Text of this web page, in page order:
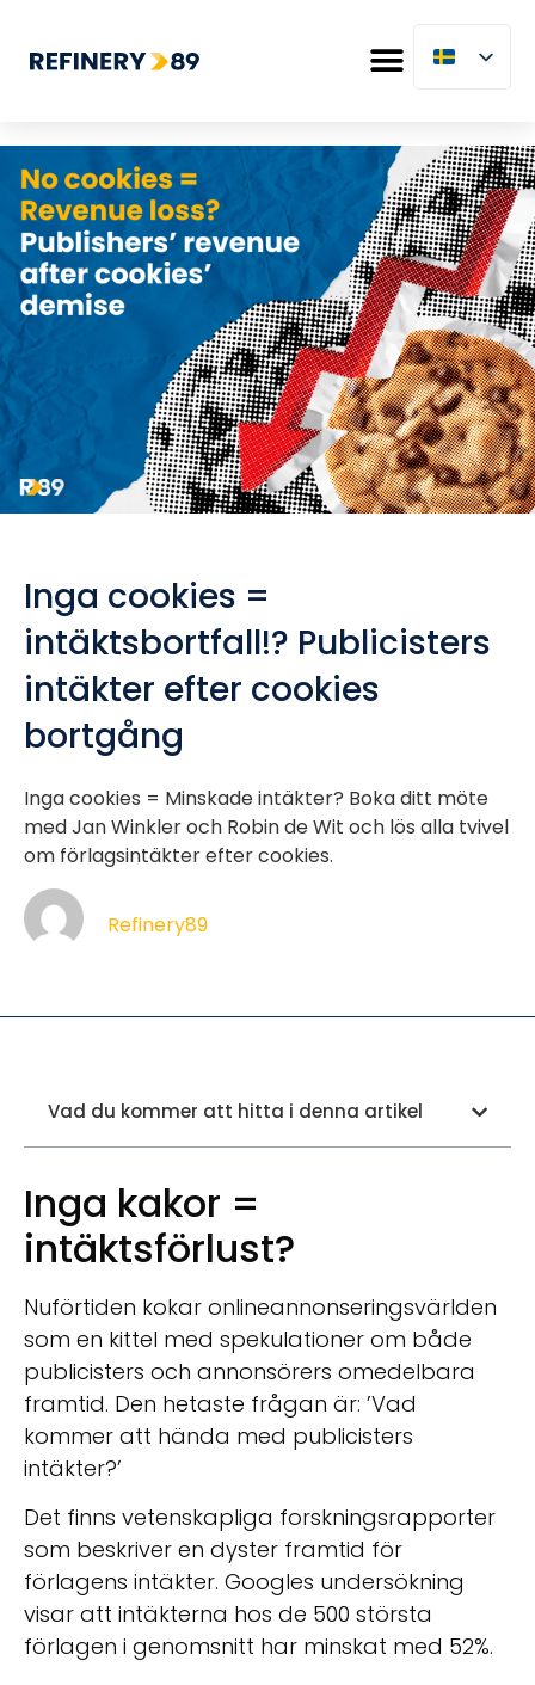
Inga cookies =
intäktsbortfall!? Publicisters
intäkter efter cookies
bortgång
Inga cookies = Minskade intäkter? Boka ditt möte
med Jan Winkler och Robin de Wit och lös alla tvivel
om förlagsintäkter efter cookies.
Refinery89
Vad du kommer att hitta i denna artikel
Inga kakor =
intäktsförlust?
Nuförtiden kokar onlineannonseringsvärlden
som en kittel med spekulationer om både
publicisters och annonsörers omedelbara
framtid. Den hetaste frågan är: ’Vad
kommer att hända med publicisters
intäkter?’
Det finns vetenskapliga forskningsrapporter
som beskriver en dyster framtid för
förlagens intäkter. Googles undersökning
visar att intäkterna hos de 500 största
förlagen i genomsnitt har minskat med 52%.